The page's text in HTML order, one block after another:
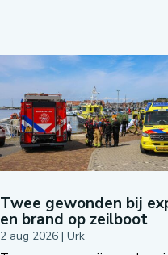
Twee gewonden bij
en brand op zeilboot
2 aug 2026| Urk